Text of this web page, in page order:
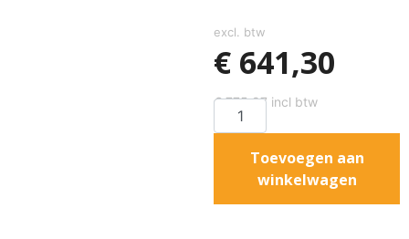
excl. btw
€ 641,30
€775,97 incl btw
Toevoegen aan
winkelwagen